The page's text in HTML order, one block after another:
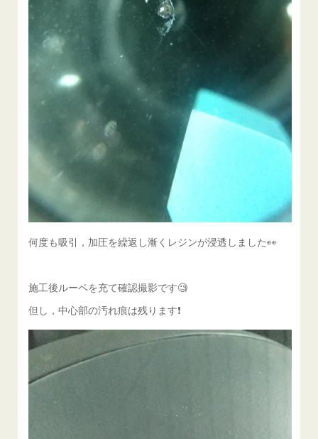
何度も吸引，加圧を繰返し漸くレジンが浸透しました👀
施工後ルーペを充て確認撮影です🧐
但し，中心部の汚れ痕は残ります❗️